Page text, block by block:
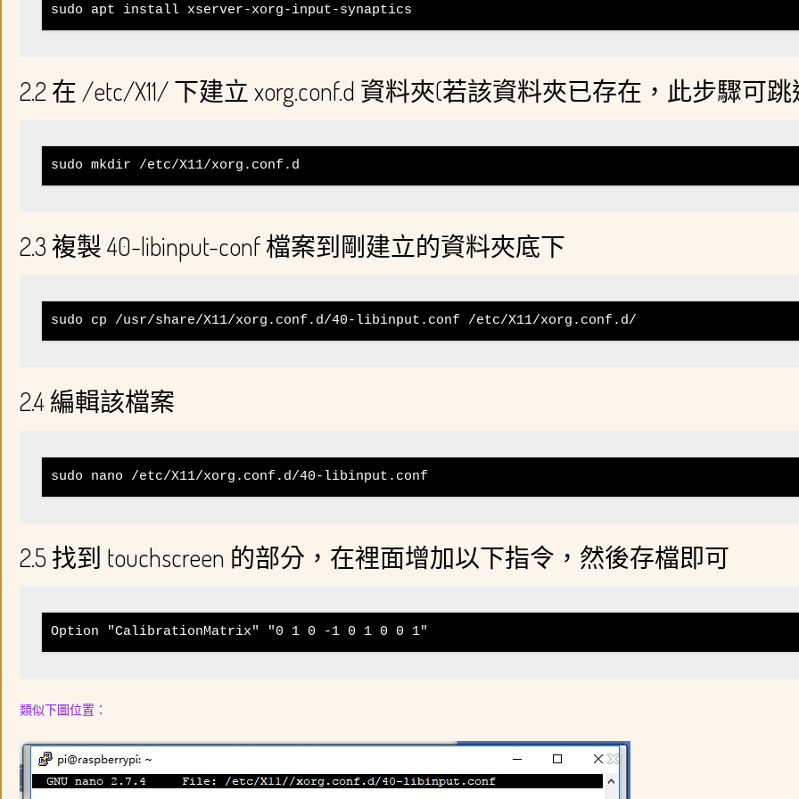
sudo apt install xserver-xorg-input-synaptics
2.2 在 /etc/X11/ 下建立 xorg.conf.d 資料夾(若該資料夾已存在，此步驟可
sudo mkdir /etc/X11/xorg.conf.d
2.3 複製 40-libinput-conf 檔案到剛建立的資料夾底下
sudo cp /usr/share/X11/xorg.conf.d/40-libinput.conf /etc/X11/xorg.conf.d/
2.4 編輯該檔案
sudo nano /etc/X11/xorg.conf.d/40-libinput.conf
2.5 找到 touchscreen 的部分，在裡面增加以下指令，然後存檔即可
Option "CalibrationMatrix" "0 1 0 -1 0 1 0 0 1"
類似下圖位置：